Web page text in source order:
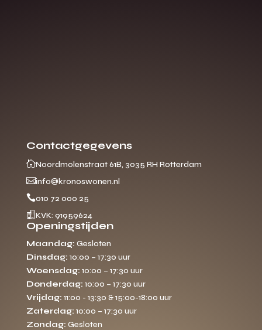
Contactgegevens
Noordmolenstraat 61B, 3035 RH Rotterdam
info@kronoswonen.nl
010 72 000 25
 KVK: 91959624
Openingstijden
Maandag: Gesloten
Dinsdag: 10:00 – 17:30 uur
Woensdag: 10:00 – 17:30 uur
Donderdag: 10:00 – 17:30 uur
Vrijdag: 11:00 - 13:30 & 15:00-18:00 uur
Zaterdag: 10:00 – 17:30 uur
Zondag: Gesloten